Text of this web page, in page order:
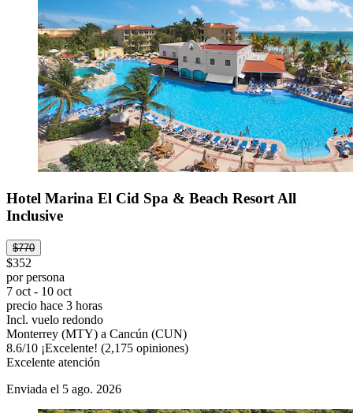
Hotel Marina El Cid Spa & Beach Resort All
Inclusive
$770
$352
por persona
7 oct - 10 oct
precio hace 3 horas
Incl. vuelo redondo
Monterrey (MTY) a Cancún (CUN)
8.6/10 ¡Excelente! (2,175 opiniones)
Excelente atención
Enviada el 5 ago. 2026